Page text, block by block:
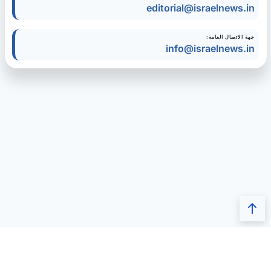
editorial@israelnews.in
جهة الاتصال العامة:
info@israelnews.in